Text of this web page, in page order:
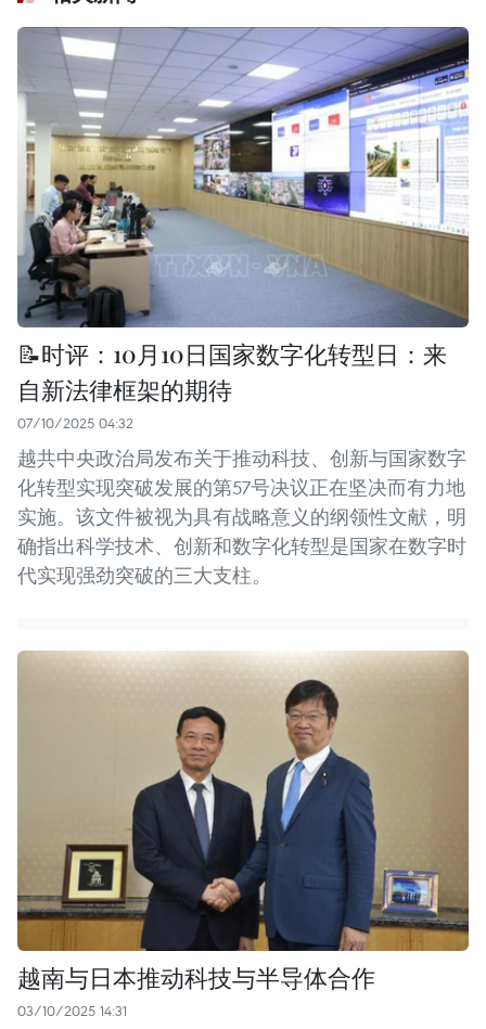
📝时评：10月10日国家数字化转型日：来
自新法律框架的期待
07/10/2025 04:32
越共中央政治局发布关于推动科技、创新与国家数字
化转型实现突破发展的第57号决议正在坚决而有力地
实施。该文件被视为具有战略意义的纲领性文献，明
确指出科学技术、创新和数字化转型是国家在数字时
代实现强劲突破的三大支柱。
越南与日本推动科技与半导体合作
03/10/2025 14:31